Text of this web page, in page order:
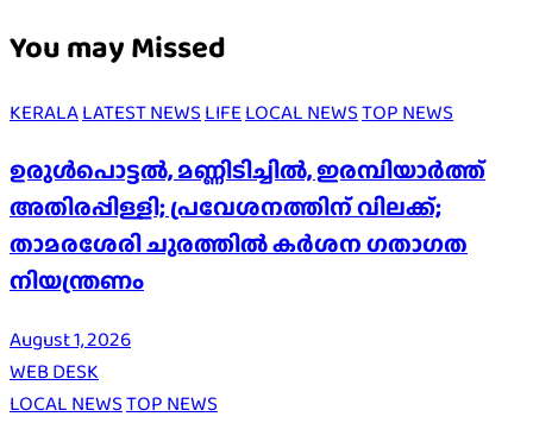
You may Missed
KERALALATEST NEWSLIFELOCAL NEWSTOP NEWS
ഉരുൾപൊട്ടൽ, മണ്ണിടിച്ചിൽ, ഇരമ്പിയാര്‍ത്ത്
അതിരപ്പിള്ളി; പ്രവേശനത്തിന് വിലക്ക്;
താമരശേരി ചുരത്തില്‍ കര്‍ശന ഗതാഗത
നിയന്ത്രണം
August 1, 2026
WEB DESK
LOCAL NEWSTOP NEWS